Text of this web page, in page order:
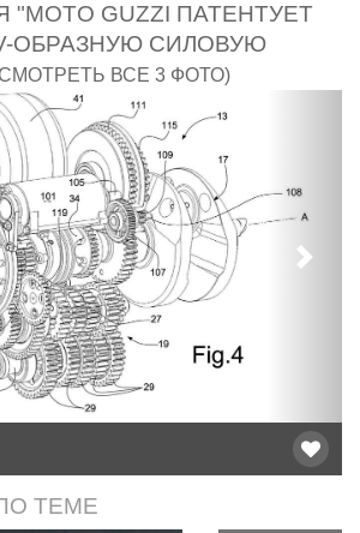
GUZZI ПАТЕНТУЕТ
ОБРАЗНУЮ СИЛОВУЮ
ВСЕ 3 ФОТО)
ТЕМЕ